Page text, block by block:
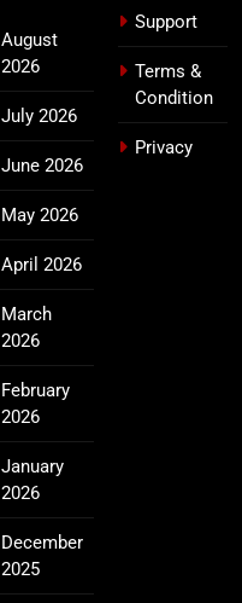
August
2026
July 2026
June 2026
May 2026
April 2026
March
2026
February
2026
January
2026
December
2025
Support
Terms &
Condition
Privacy